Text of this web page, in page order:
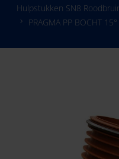
Hulpstukken SN8
PRAGMA PP BOCHT